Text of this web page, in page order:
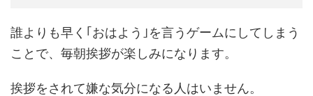
誰よりも早く｢おはよう｣を言うゲームにしてしまう
ことで、毎朝挨拶が楽しみになります。
挨拶をされて嫌な気分になる人はいません。